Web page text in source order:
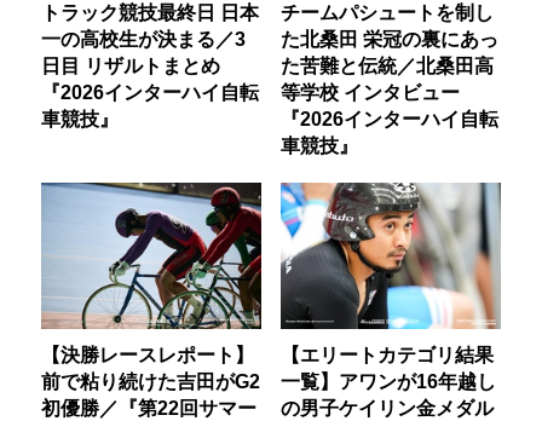
トラック競技最終日 日本
一の高校生が決まる／3
日目 リザルトまとめ
『2026インターハイ自転
車競技』
チームパシュートを制し
た北桑田 栄冠の裏にあっ
た苦難と伝統／北桑田高
等学校 インタビュー
『2026インターハイ自転
車競技』
【決勝レースレポート】
前で粘り続けた吉田がG2
初優勝／『第22回サマー
【エリートカテゴリ結果
一覧】アワンが16年越し
の男子ケイリン金メダル